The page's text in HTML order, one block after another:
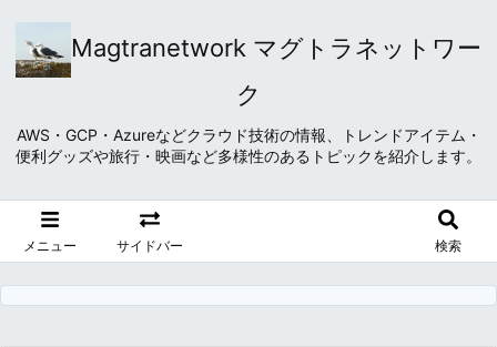
Magtranetwork マグトラネットワー
ク
AWS・GCP・Azureなどクラウド技術の情報、トレンドアイテム・
便利グッズや旅行・映画など多様性のあるトピックを紹介します。
メニュー サイドバー 検索